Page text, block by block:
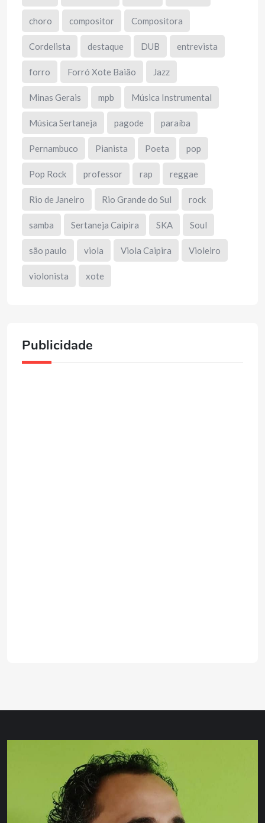
choro compositor Compositora
Cordelista destaque DUB entrevista
forro Forró Xote Baião Jazz
Minas Gerais mpb Música Instrumental
Música Sertaneja pagode paraíba
Pernambuco Pianista Poeta pop
Pop Rock professor rap reggae
Rio de Janeiro Rio Grande do Sul rock
samba Sertaneja Caipira SKA Soul
são paulo viola Viola Caipira Violeiro
violonista xote
Publicidade